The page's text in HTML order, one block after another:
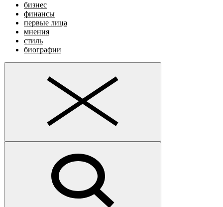
бизнес
финансы
первые лица
мнения
стиль
биографии